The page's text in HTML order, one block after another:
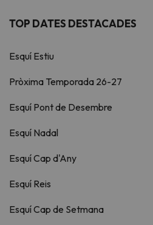
TOP DATES DESTACADES
Esquí Estiu
Pròxima Temporada 26-27
Esquí Pont de Desembre
Esquí Nadal
Esquí Cap d'Any
Esquí Reis
Esquí Cap de Setmana